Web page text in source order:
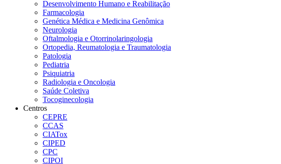
Desenvolvimento Humano e Reabilitação
Farmacologia
Genética Médica e Medicina Genômica
Neurologia
Oftalmologia e Otorrinolaringologia
Ortopedia, Reumatologia e Traumatologia
Patologia
Pediatria
Psiquiatria
Radiologia e Oncologia
Saúde Coletiva
Tocoginecologia
Centros
CEPRE
CCAS
CIATox
CIPED
CPC
CIPOI